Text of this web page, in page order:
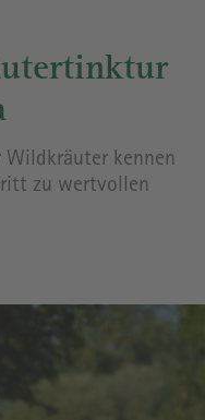
Wildkräuter kennen
zu wertvollen